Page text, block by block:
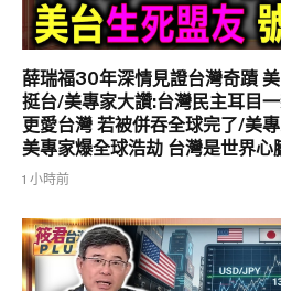
薛瑞福30年深情見證台灣奇蹟
挺台/美專家大讚:台灣民主耳目
更愛台灣 若被併吞全球完了/美
美專家爆全球浩劫 台灣是世界心
1 小時前